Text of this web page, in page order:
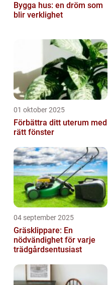
Bygga hus: en dröm som
blir verklighet
01 oktober 2025
Förbättra ditt uterum med
rätt fönster
04 september 2025
Gräsklippare: En
nödvändighet för varje
trädgårdsentusiast